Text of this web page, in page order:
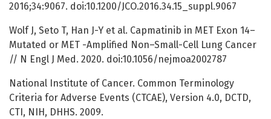
2016;34:9067. doi:10.1200/JCO.2016.34.15_suppl.9067
Wolf J, Seto T, Han J-Y et al. Capmatinib in MET Exon 14–
Mutated or MET -Amplified Non–Small-Cell Lung Cancer
// N Engl J Med. 2020. doi:10.1056/nejmoa2002787
National Institute of Cancer. Common Terminology
Criteria for Adverse Events (CTCAE), Version 4.0, DCTD,
CTI, NIH, DHHS. 2009.